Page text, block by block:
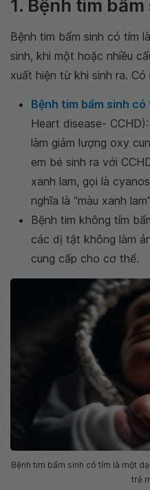
1. Bệnh tim
Bệnh tim bẩm sinh có tím
sinh, khi một hoặc nhiều
xuất hiện từ khi sinh ra.
Bệnh tim bẩm sinh có
Heart disease-
làm giảm lượng oxy
em bé sinh ra với
xanh lam, gọi là
nghĩa là “màu xanh
Bệnh tim không tím
các dị tật không làm
cung cấp cho cơ thể.
Bệnh tim bẩm sinh có tím là một
trẻ